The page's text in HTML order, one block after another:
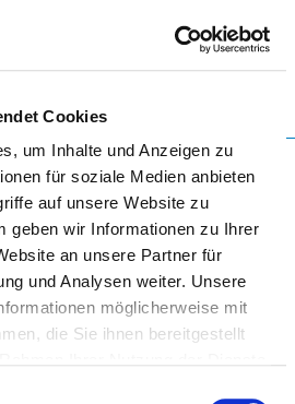
Cookies
um Inhalte und Anzeigen zu
für soziale Medien anbieten
auf unsere Website zu
geben wir Informationen zu Ihrer
an unsere Partner für
und Analysen weiter. Unsere
möglicherweise mit
die Sie ihnen bereitgestellt
KLINIKEN
BAD HOMBURG